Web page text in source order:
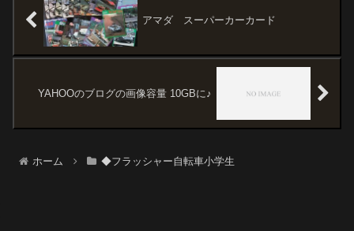
アマダ スーパーカーカード
YAHOOのブログの画像容量 10GBに♪
ホーム ◆フラッシャー自転車小学生